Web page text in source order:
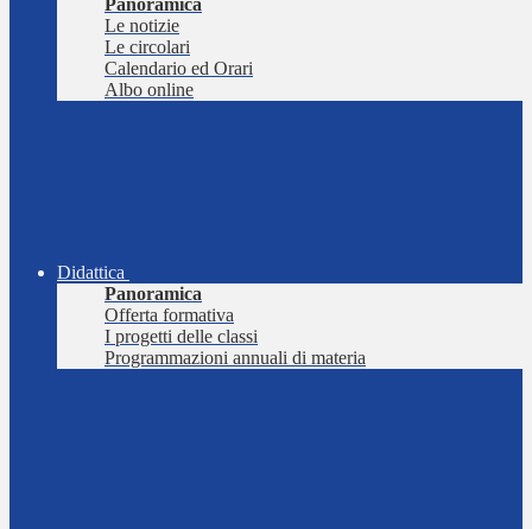
Panoramica
Le notizie
Le circolari
Calendario ed Orari
Albo online
Didattica
Panoramica
Offerta formativa
I progetti delle classi
Programmazioni annuali di materia